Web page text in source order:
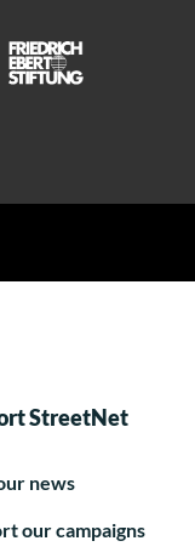
StreetNet
news
our campaigns